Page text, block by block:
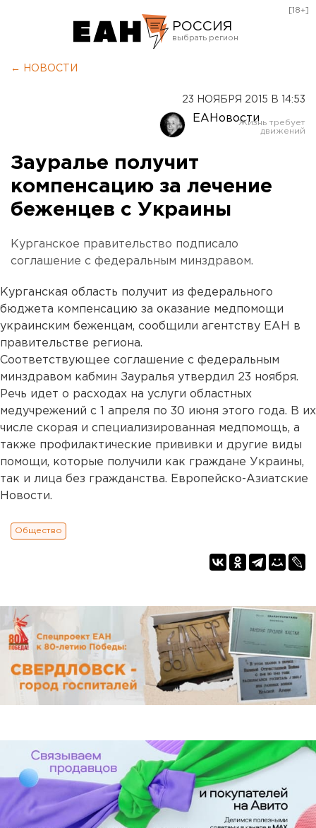
РОССИЯ
Оренбург
[18+]
← НОВОСТИ
23 НОЯБРЯ 2015 В 14:53
ЕАНовости
Зауралье получит
компенсацию за лечение
беженцев с Украины
Курганское правительство подписало
соглашение с федеральным минздравом.
Курганская область получит из федерального
бюджета компенсацию за оказание медпомощи
украинским беженцам, сообщили агентству ЕАН в
правительстве региона.
Соответствующее соглашение с федеральным
минздравом кабмин Зауралья утвердил 23 ноября.
Речь идет о расходах на услуги областных
медучрежений с 1 апреля по 30 июня этого года. В их
числе скорая и специализированная медпомощь, а
также профилактические прививки и другие виды
помощи, которые получили как граждане Украины,
так и лица без гражданства. Европейско-Азиатские
Новости.
Общество